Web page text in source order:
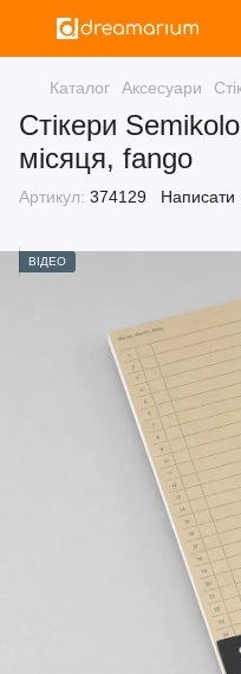
Каталог Аксесуари
Стікери
місяця, fango
Артикул: 374129 Написати
ВІДЕО